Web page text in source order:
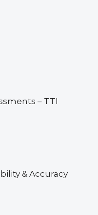
– TTI
& Accuracy